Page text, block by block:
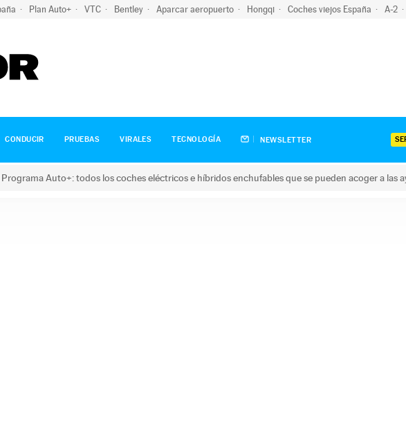
Plan Auto+ VTC Bentley Aparcar aeropuerto Hongqi Coches viejos España A-2
CONDUCIR PRUEBAS VIRALES TECNOLOGÍA NEWSLETTER
Auto+: todos los coches eléctricos e híbridos enchufables que se pueden acoger a las